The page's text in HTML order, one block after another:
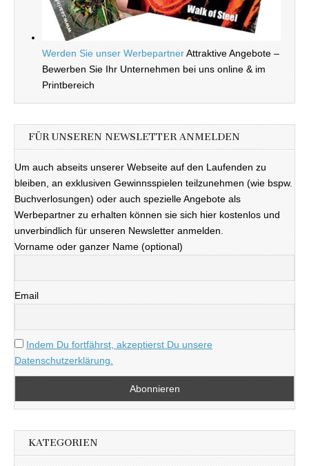
Werden Sie unser WerbepartnerAttraktive Angebote –
Bewerben Sie Ihr Unternehmen bei uns online & im
Printbereich
FÜR UNSEREN NEWSLETTER ANMELDEN
Um auch abseits unserer Webseite auf den Laufenden zu
bleiben, an exklusiven Gewinnsspielen teilzunehmen (wie bspw.
Buchverlosungen) oder auch spezielle Angebote als
Werbepartner zu erhalten können sie sich hier kostenlos und
unverbindlich für unseren Newsletter anmelden.
Vorname oder ganzer Name (optional)
Email
Indem Du fortfährst, akzeptierst Du unsere
Datenschutzerklärung.
KATEGORIEN